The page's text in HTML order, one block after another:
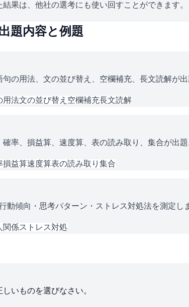
果は、他社の選考にも使い回すことができます
題内容と例題
の用法、文の並び替え、空欄補充、長文読解が
用法文の並び替え 空欄補充長文読解
率、損益算、速度算、表の読み取り、集合が出
損益算速度算表の読み取り 集合
動傾向・思考パターン・ストレス対処法を測定し
関係ストレス対処
いものを選びなさい。